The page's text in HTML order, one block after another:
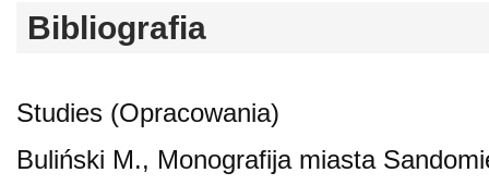
Bibliografia
Studies (Opracowania)
Buliński M., Monografija miasta